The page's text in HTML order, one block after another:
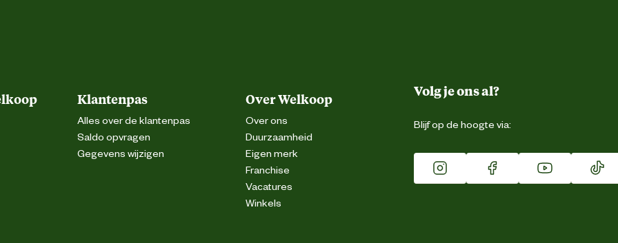
Klantenpas
Alles over de klantenpas
Saldo opvragen
Gegevens wijzigen
Over Welkoop
Over ons
Duurzaamheid
Eigen merk
Franchise
Vacatures
Winkels
Volg je ons al?
Blijf op de hoogte via: